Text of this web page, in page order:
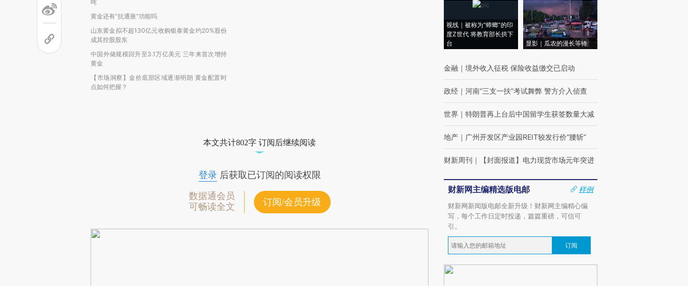
吨
黄金还有“抗通胀”功能吗
山东黄金拟不超130亿元收购银泰黄金约20%股份
成其控股股东
中国外储规模回升至3.1万亿美元 三年来首次增持
黄金
【市场洞察】金价底部区域逐渐明朗 黄金配置时
点如何把握？
本文共计802字 订阅后继续阅读
登录后获取已订阅的阅读权限
数据通会员
可畅读全文
订阅/会员升级
视线｜被称为“蟑螂”的印
度Z世代 将教育部长拱下
台
显影｜瓜农的漫长等待
金融 ｜ 境外收入征税 保险收益缴交已启动
政经 ｜ 河南“三支一扶”考试舞弊 警方介入侦查
世界 ｜ 特朗普再上台后中国留学生获签数量大减
地产 ｜ 广州开发区产业园REIT较发行价“腰斩”
财新周刊 ｜ 【封面报道】电力现货市场元年突进
财新网主编精选版电邮
样例
财新网新闻版电邮全新升级！财新网主编精心编
写，每个工作日定时投递，篇篇重磅，可信可
引。
订阅